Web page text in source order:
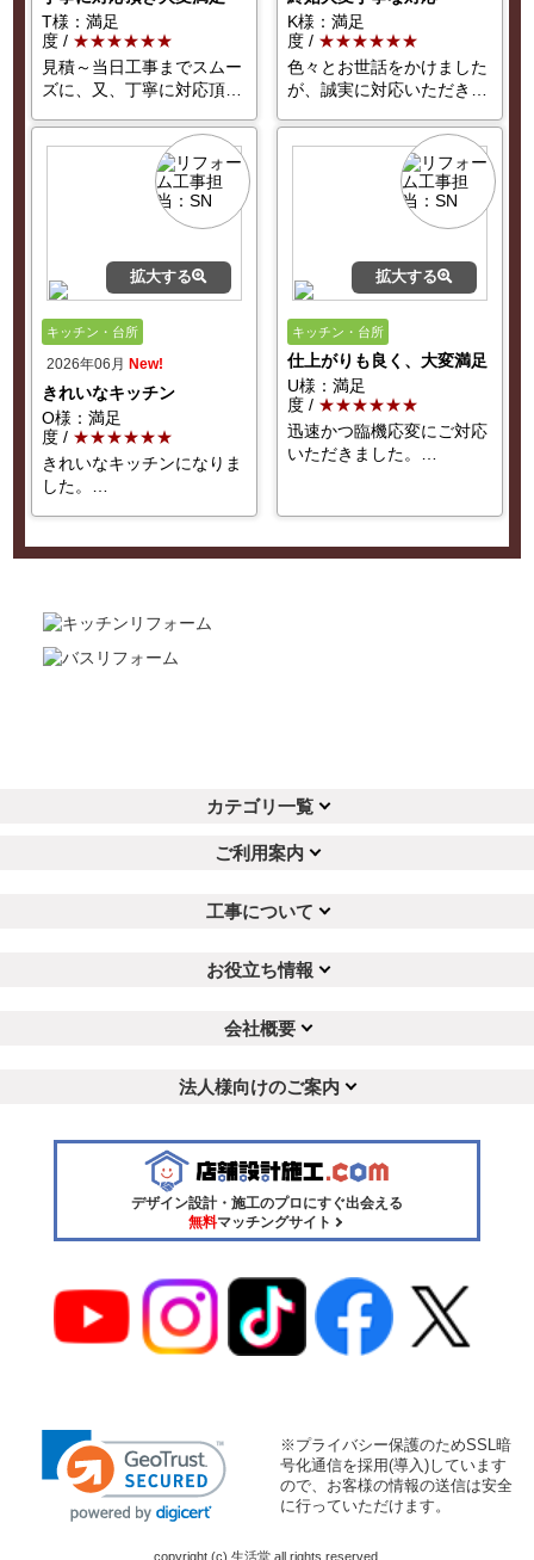
T様：満足
度 / ★★★★★★
見積～当日工事までスムー
ズに、又、丁寧に対応頂…
K様：満足
度 / ★★★★★★
色々とお世話をかけました
が、誠実に対応いただき…
拡大する
キッチン・台所
2026年06月 New!
きれいなキッチン
O様：満足
度 / ★★★★★★
きれいなキッチンになりま
した。 …
拡大する
キッチン・台所
仕上がりも良く、大変満足
U様：満足
度 / ★★★★★★
迅速かつ臨機応変にご対応
いただきました。 …
カテゴリ一覧
ご利用案内
工事について
お役立ち情報
会社概要
法人様向けのご案内
デザイン設計・施工のプロにすぐ出会える
無料マッチングサイト
※プライバシー保護のためSSL暗
号化通信を採用(導入)しています
ので、お客様の情報の送信は安全
に行っていただけます。
copyright (c) 生活堂 all rights reserved.